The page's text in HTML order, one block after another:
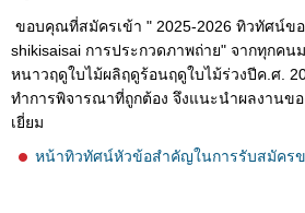
ขอบคุณที่สมัครเข้า " 2025-2026 ทิวทัศน์ขอ
shikisaisai การประกวดภาพถ่าย" จากทุกค
หนาวฤดูใบไม้ผลิฤดูร้อนฤดูใบไม้ร่วงปีค.ศ.
ทำการพิจารณาที่ถูกต้อง จึงแนะนำผลงานข
เยี่ยม
หน้าทิวทัศน์หัวข้อสำคัญในการรับสมัคร